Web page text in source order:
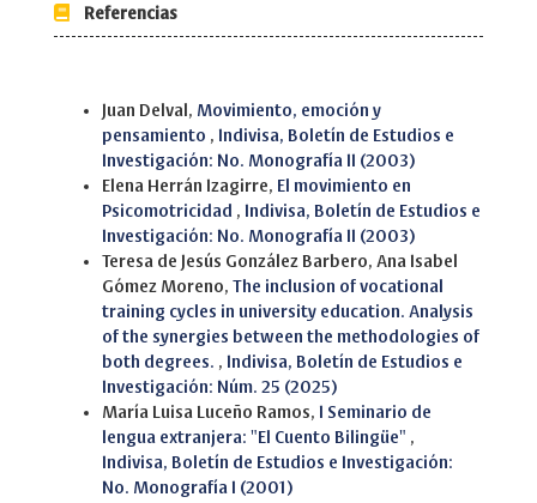
Referencias
Juan Delval, Movimiento, emoción y
pensamiento , Indivisa, Boletín de Estudios e
Investigación: No. Monografía II (2003)
Elena Herrán Izagirre, El movimiento en
Psicomotricidad , Indivisa, Boletín de Estudios e
Investigación: No. Monografía II (2003)
Teresa de Jesús González Barbero, Ana Isabel
Gómez Moreno, The inclusion of vocational
training cycles in university education. Analysis
of the synergies between the methodologies of
both degrees. , Indivisa, Boletín de Estudios e
Investigación: Núm. 25 (2025)
María Luisa Luceño Ramos,
I Seminario de
lengua extranjera: "El Cuento Bilingüe" ,
Indivisa, Boletín de Estudios e Investigación:
No. Monografía I (2001)